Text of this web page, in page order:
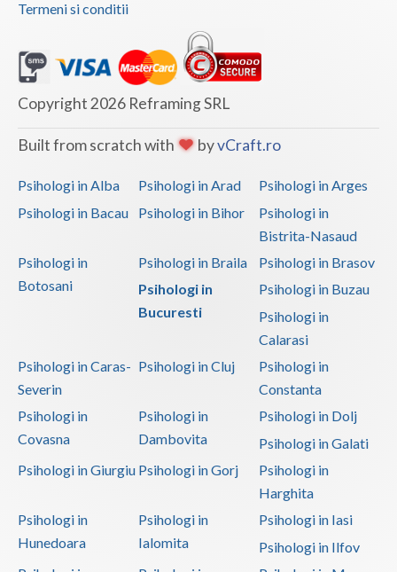
Termeni si conditii
Copyright 2026 Reframing SRL
Built from scratch with byvCraft.ro
Psihologi in Alba Psihologi in Arad
Psihologi in Arges
Psihologi in Bacau
Psihologi in Bihor
Psihologi in
Bistrita-Nasaud
Psihologi in
Botosani
Psihologi in Braila
Psihologi in Brasov
Psihologi in
Bucuresti
Psihologi in Buzau
Psihologi in
Calarasi
Psihologi in Caras-
Severin
Psihologi in Cluj
Psihologi in
Constanta
Psihologi in
Covasna
Psihologi in
Dambovita
Psihologi in Dolj
Psihologi in Galati
Psihologi in Giurgiu Psihologi in Gorj
Psihologi in
Harghita
Psihologi in
Hunedoara
Psihologi in
Ialomita
Psihologi in Iasi
Psihologi in Ilfov